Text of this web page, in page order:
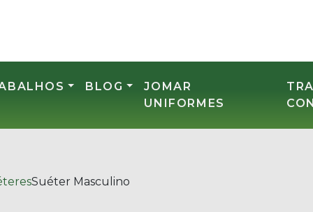
BLOG
JOMAR
UNIFORMES
Suéter Masculino